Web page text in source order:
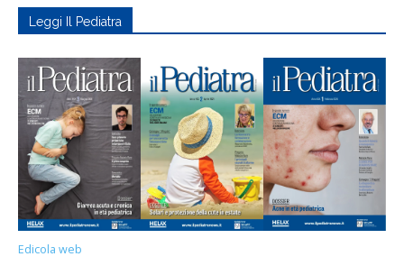
Leggi Il Pediatra
Edicola web